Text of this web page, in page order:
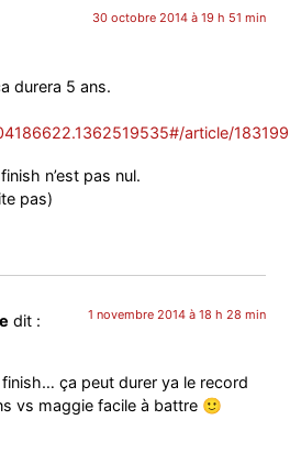
30 octobre 2014 à 19 h 51 min
durera 5 ans.
article/183199
n’est pas nul.
pas)
dit : 1 novembre 2014 à 18 h 28 min
ça peut durer ya le record
vs maggie facile à battre 🙂